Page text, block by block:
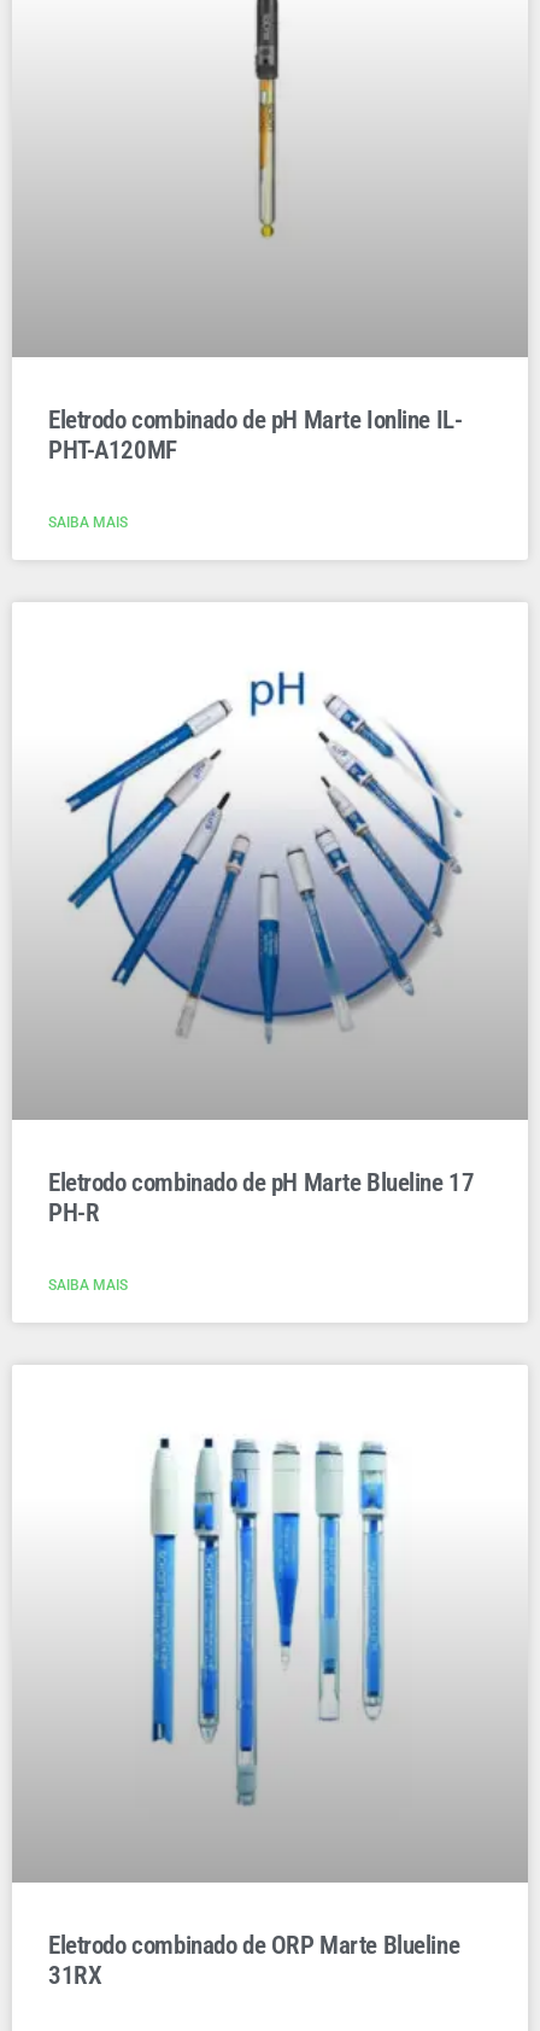
Eletrodo combinado de pH Marte Ionline IL-
PHT-A120MF
SAIBA MAIS
Eletrodo combinado de pH Marte Blueline 17
PH-R
SAIBA MAIS
Eletrodo combinado de ORP Marte Blueline
31RX